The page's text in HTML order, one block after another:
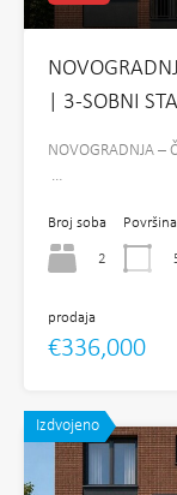
| 3-SOBNI
NOVOGRADNJA –
…
Broj soba
2
Površina
prodaja
€336,000
Izdvojeno